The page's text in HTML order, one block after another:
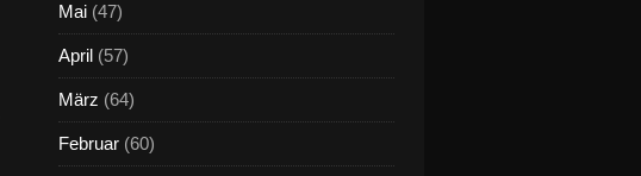
Mai (47)
April (57)
März (64)
Februar (60)